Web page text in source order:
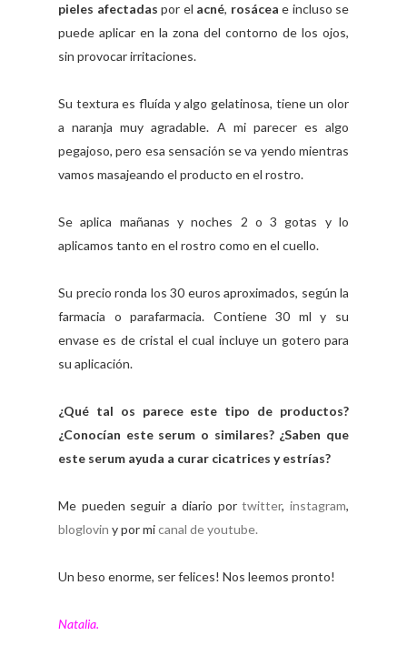
pieles afectadas por el acné, rosácea e incluso se
puede aplicar en la zona del contorno de los ojos,
sin provocar irritaciones.
Su textura es fluída y algo gelatinosa, tiene un olor
a naranja muy agradable. A mi parecer es algo
pegajoso, pero esa sensación se va yendo mientras
vamos masajeando el producto en el rostro.
Se aplica mañanas y noches 2 o 3 gotas y lo
aplicamos tanto en el rostro como en el cuello.
Su precio ronda los 30 euros aproximados, según la
farmacia o parafarmacia. Contiene 30 ml y su
envase es de cristal el cual incluye un gotero para
su aplicación.
¿Qué tal os parece este tipo de productos?
¿Conocían este serum o similares? ¿Saben que
este serum ayuda a curar cicatrices y estrías?
Me pueden seguir a diario portwitter, instagram,
bloglovin y por micanal de youtube.
Un beso enorme, ser felices! Nos leemos pronto!
Natalia.